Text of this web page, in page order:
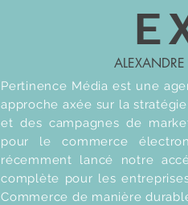
Pertinence Média est une
approche axée sur la
et des campagnes de
pour le commerce
récemment lancé notre
complète pour les
Commerce de manière